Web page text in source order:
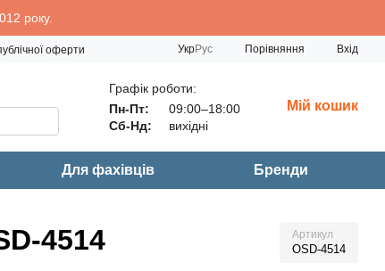
року.
оферти
УкрРус Порівняння Вхід
Графік роботи:
Пн-Пт:
09:00–18:00
Сб-Нд:
вихідні
Мій кошик
Для фахівців Бренди
4514 Артикул
OSD-4514